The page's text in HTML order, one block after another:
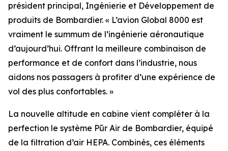
président principal, Ingénierie et Développement de
produits de Bombardier. « L’avion Global 8000 est
vraiment le summum de l’ingénierie aéronautique
d’aujourd’hui. Offrant la meilleure combinaison de
performance et de confort dans l’industrie, nous
aidons nos passagers à profiter d’une expérience de
vol des plus confortables. »
La nouvelle altitude en cabine vient compléter à la
perfection le système Pũr Air de Bombardier, équipé
de la filtration d’air HEPA. Combinés, ces éléments